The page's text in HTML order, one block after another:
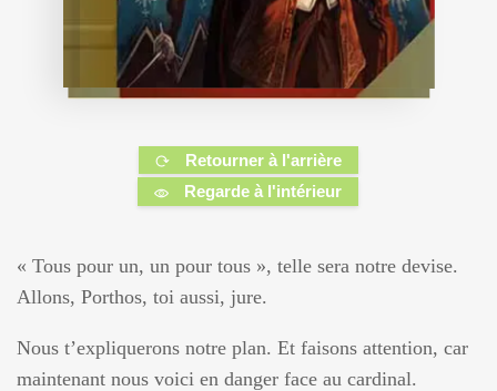
Retourner à l'arrière
Regarde à l'intérieur
« Tous pour un, un pour tous », telle sera notre devise.
Allons, Porthos, toi aussi, jure.
Nous t’expliquerons notre plan. Et faisons attention, car
maintenant nous voici en danger face au cardinal.